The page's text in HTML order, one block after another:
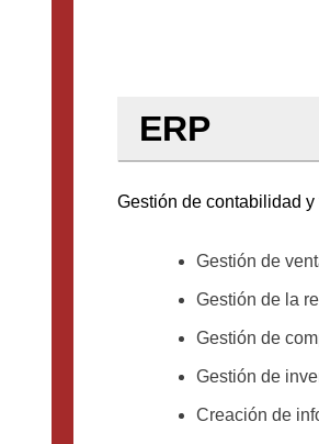
ERP
Gestión de contabilidad y
Gestión de
Gestión de la
Gestión de
Gestión de
Creación de